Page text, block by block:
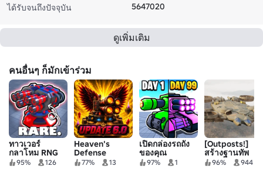
ได้รับจนถึงปัจจุบัน
5647020
ดูเพิ่มเติม
คนอื่นๆ ก็มักเข้าร่วม
ทาวเวอร์
กลาโหม RNG
95% 126
Heaven's
Defense
77% 13
เปิดกล่องรถถัง
ของคุณ
97% 1
[Outposts!]
สร้างฐานทัพ
ทหาร
96% 944